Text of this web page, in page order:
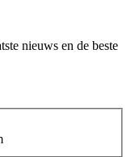
nieuws en de beste